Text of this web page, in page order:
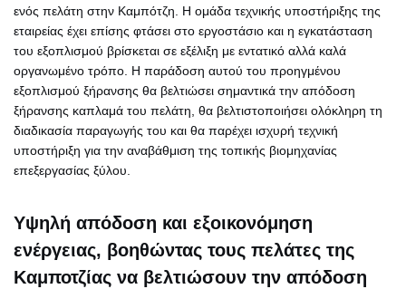
ενός πελάτη στην Καμπότζη. Η ομάδα τεχνικής υποστήριξης της
εταιρείας έχει επίσης φτάσει στο εργοστάσιο και η εγκατάσταση
του εξοπλισμού βρίσκεται σε εξέλιξη με εντατικό αλλά καλά
οργανωμένο τρόπο. Η παράδοση αυτού του προηγμένου
εξοπλισμού ξήρανσης θα βελτιώσει σημαντικά την απόδοση
ξήρανσης καπλαμά του πελάτη, θα βελτιστοποιήσει ολόκληρη τη
διαδικασία παραγωγής του και θα παρέχει ισχυρή τεχνική
υποστήριξη για την αναβάθμιση της τοπικής βιομηχανίας
επεξεργασίας ξύλου.
Υψηλή απόδοση και εξοικονόμηση
ενέργειας, βοηθώντας τους πελάτες της
Καμποτζίας να βελτιώσουν την απόδοση